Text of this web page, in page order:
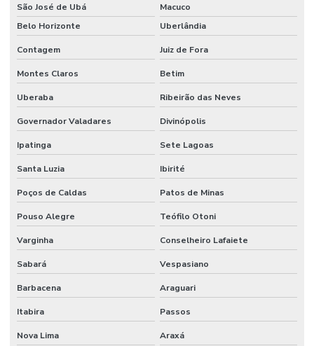
Sistema de chuveiros automáticos sprinklers
Sistema de combate à incêndio
Sistema de combate a incêndio automático
Sistema de combate a incêndio em coifas
Sistema de combate a incêndio em cozinha industrial
Sistema de combate a incêndio por espuma
Sistema de combate a incêndio hidrantes
Sistema de combate a incêndio industrial
Sistema de combate a incêndio sprinkler
Sistema de detecção e alarme
Sistema de detecção e alarme de incêndio sem fio
Sistema de detecção e alarme de incêndio wireless
São José de Ubá
Macuco
Belo Horizonte
Uberlândia
Contagem Juiz de Fora
Montes Claros Betim
Uberaba Ribeirão das Neves
Governador Valadares Divinópolis
Ipatinga Sete Lagoas
Santa Luzia Ibirité
Poços de Caldas Patos de Minas
Pouso Alegre Teófilo Otoni
Varginha Conselheiro Lafaiete
Sabará Vespasiano
Barbacena Araguari
Itabira Passos
Nova Lima Araxá